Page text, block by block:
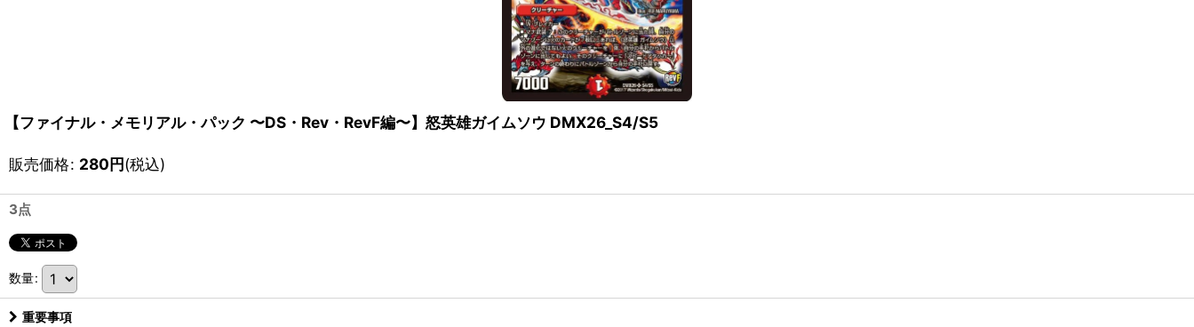
【ファイナル・メモリアル・パック 〜DS・Rev・RevF編〜】怒英雄ガイムソウ DMX26_S4/S5
販売価格: 280円(税込)
3点
数量:
重要事項